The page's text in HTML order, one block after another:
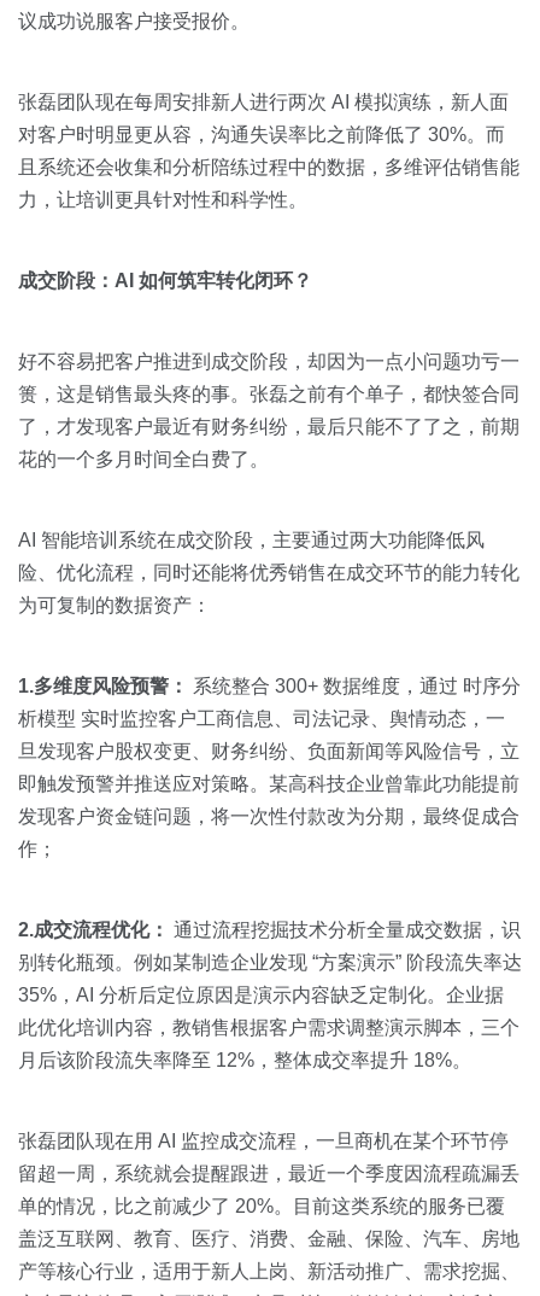
议成功说服客户接受报价。
张磊团队现在每周安排新人进行两次 AI 模拟演练，新人面
对客户时明显更从容，沟通失误率比之前降低了 30%。而
且系统还会收集和分析陪练过程中的数据，多维评估销售能
力，让培训更具针对性和科学性。
成交阶段：AI 如何筑牢转化闭环？
好不容易把客户推进到成交阶段，却因为一点小问题功亏一
篑，这是销售最头疼的事。张磊之前有个单子，都快签合同
了，才发现客户最近有财务纠纷，最后只能不了了之，前期
花的一个多月时间全白费了。
AI 智能培训系统在成交阶段，主要通过两大功能降低风
险、优化流程，同时还能将优秀销售在成交环节的能力转化
为可复制的数据资产：
1.多维度风险预警：
系统整合 300+ 数据维度，通过 时序分
析模型 实时监控客户工商信息、司法记录、舆情动态，一
旦发现客户股权变更、财务纠纷、负面新闻等风险信号，立
即触发预警并推送应对策略。某高科技企业曾靠此功能提前
发现客户资金链问题，将一次性付款改为分期，最终促成合
作；
2.成交流程优化： 通过流程挖掘技术分析全量成交数据，识
别转化瓶颈。例如某制造企业发现 “方案演示” 阶段流失率达
35%，AI 分析后定位原因是演示内容缺乏定制化。企业据
此优化培训内容，教销售根据客户需求调整演示脚本，三个
月后该阶段流失率降至 12%，整体成交率提升 18%。
张磊团队现在用 AI 监控成交流程，一旦商机在某个环节停
留超一周，系统就会提醒跟进，最近一个季度因流程疏漏丢
单的情况，比之前减少了 20%。目前这类系统的服务已覆
盖泛互联网、教育、医疗、消费、金融、保险、汽车、房地
产等核心行业，适用于新人上岗、新活动推广、需求挖掘、